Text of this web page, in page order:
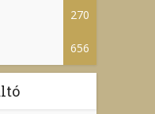
270
656